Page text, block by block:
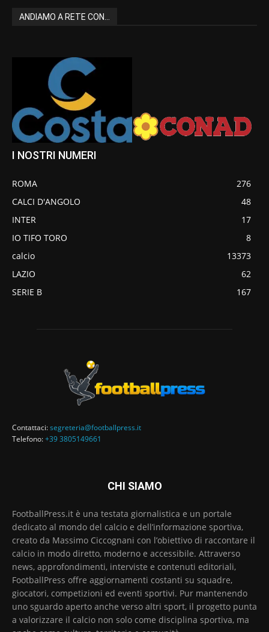
ANDIAMO A RETE CON...
I NOSTRI NUMERI
ROMA
276
CALCI D'ANGOLO
48
INTER
17
IO TIFO TORO
8
calcio
13373
LAZIO
62
SERIE B
167
Contattaci:segreteria@footballpress.it
Telefono:+39 3805149661
CHI SIAMO
FootballPress.it è una testata giornalistica e un portale
dedicato al mondo del calcio e dell’informazione sportiva,
creato da Massimo Ciccognani con l’obiettivo di raccontare il
calcio in modo diretto, moderno e accessibile. Attraverso
news, approfondimenti, interviste e contenuti editoriali,
FootballPress offre aggiornamenti costanti su squadre,
giocatori, competizioni ed eventi sportivi. Pur mantenendo
uno sguardo aperto anche verso altri sport, il progetto punta
a valorizzare il calcio non solo come disciplina sportiva, ma